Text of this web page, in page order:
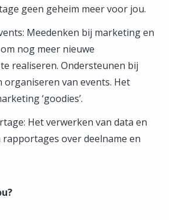
geen geheim meer voor jou.
Meedenken bij marketing en
nog meer nieuwe
realiseren. Ondersteunen bij
organiseren van events. Het
‘goodies’.
Het verwerken van data en
rapportages over deelname en